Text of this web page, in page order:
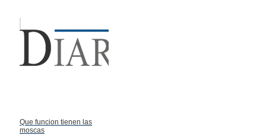
Que funcion tienen las
moscas